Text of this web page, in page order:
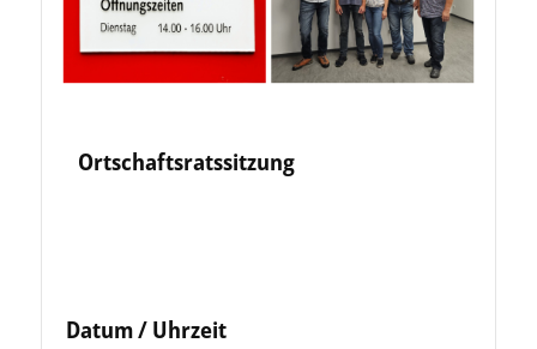
Ortschaftsratssitzung
Datum / Uhrzeit